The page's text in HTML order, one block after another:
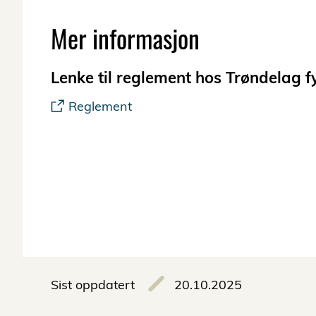
Mer informasjon
Lenke til reglement hos Trøndelag
Reglement
Sist oppdatert 20.10.2025